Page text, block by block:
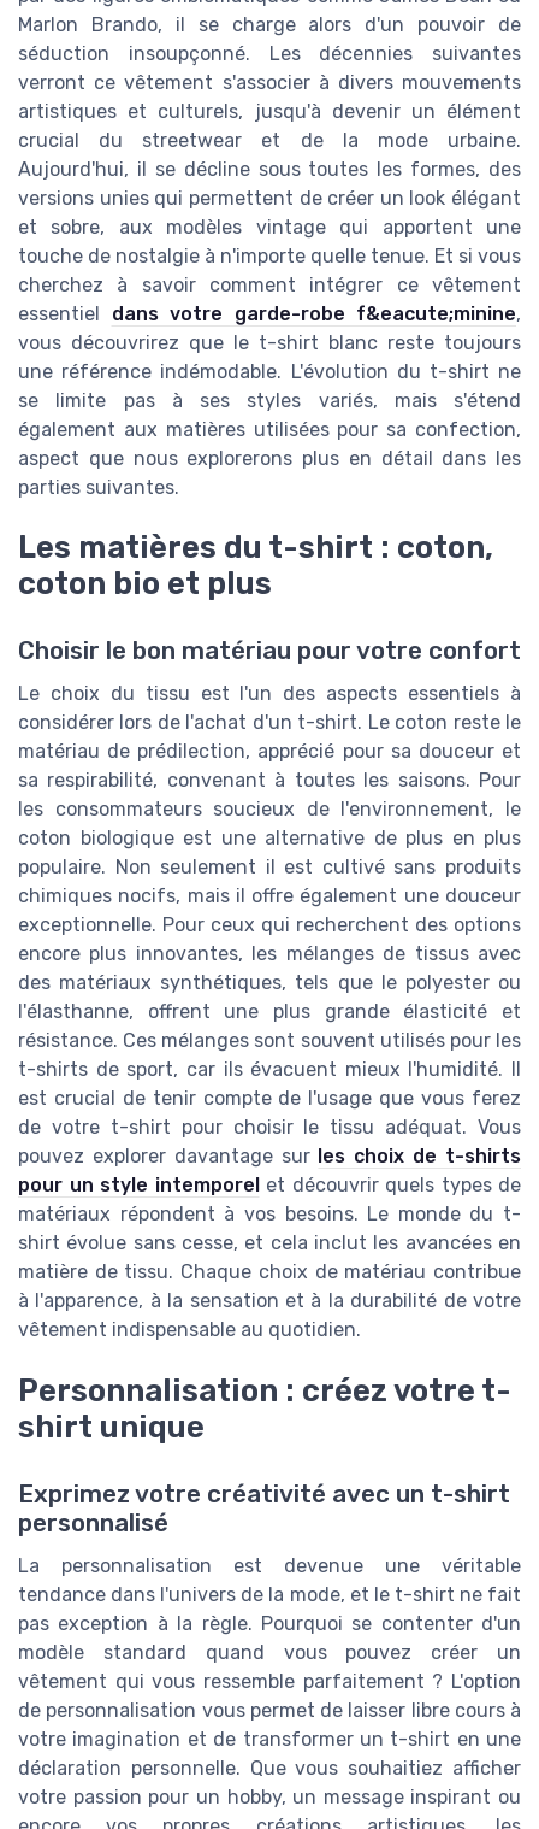
Marlon Brando, il se charge alors d'un pouvoir de
séduction insoupçonné. Les décennies suivantes
verront ce vêtement s'associer à divers mouvements
artistiques et culturels, jusqu'à devenir un élément
crucial du streetwear et de la mode urbaine.
Aujourd'hui, il se décline sous toutes les formes, des
versions unies qui permettent de créer un look élégant
et sobre, aux modèles vintage qui apportent une
touche de nostalgie à n'importe quelle tenue. Et si vous
cherchez à savoir comment intégrer ce vêtement
essentiel dans votre garde-robe f&eacute;minine,
vous découvrirez que le t-shirt blanc reste toujours
une référence indémodable. L'évolution du t-shirt ne
se limite pas à ses styles variés, mais s'étend
également aux matières utilisées pour sa confection,
aspect que nous explorerons plus en détail dans les
parties suivantes.
Les matières du t-shirt : coton,
coton bio et plus
Choisir le bon matériau pour votre confort
Le choix du tissu est l'un des aspects essentiels à
considérer lors de l'achat d'un t-shirt. Le coton reste le
matériau de prédilection, apprécié pour sa douceur et
sa respirabilité, convenant à toutes les saisons. Pour
les consommateurs soucieux de l'environnement, le
coton biologique est une alternative de plus en plus
populaire. Non seulement il est cultivé sans produits
chimiques nocifs, mais il offre également une douceur
exceptionnelle. Pour ceux qui recherchent des options
encore plus innovantes, les mélanges de tissus avec
des matériaux synthétiques, tels que le polyester ou
l'élasthanne, offrent une plus grande élasticité et
résistance. Ces mélanges sont souvent utilisés pour les
t-shirts de sport, car ils évacuent mieux l'humidité. Il
est crucial de tenir compte de l'usage que vous ferez
de votre t-shirt pour choisir le tissu adéquat. Vous
pouvez explorer davantage sur les choix de t-shirts
pour un style intemporel et découvrir quels types de
matériaux répondent à vos besoins. Le monde du t-
shirt évolue sans cesse, et cela inclut les avancées en
matière de tissu. Chaque choix de matériau contribue
à l'apparence, à la sensation et à la durabilité de votre
vêtement indispensable au quotidien.
Personnalisation : créez votre t-
shirt unique
Exprimez votre créativité avec un t-shirt
personnalisé
La personnalisation est devenue une véritable
tendance dans l'univers de la mode, et le t-shirt ne fait
pas exception à la règle. Pourquoi se contenter d'un
modèle standard quand vous pouvez créer un
vêtement qui vous ressemble parfaitement ? L'option
de personnalisation vous permet de laisser libre cours à
votre imagination et de transformer un t-shirt en une
déclaration personnelle. Que vous souhaitiez afficher
votre passion pour un hobby, un message inspirant ou